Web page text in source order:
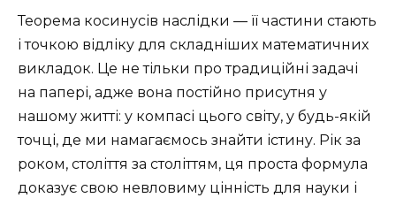
Теорема косинусів наслідки — її частини стають
і точкою відліку для складніших математичних
викладок. Це не тільки про традиційні задачі
на папері, адже вона постійно присутня у
нашому житті: у компасі цього світу, у будь-якій
точці, де ми намагаємось знайти істину. Рік за
роком, століття за століттям, ця проста формула
доказує свою невловиму цінність для науки і